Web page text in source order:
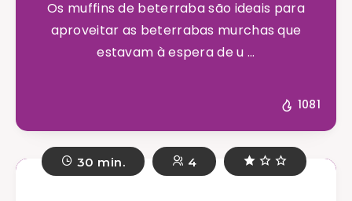
Os muffins de beterraba são ideais para
aproveitar as beterrabas murchas que
estavam à espera de u ...
1081
30 min. 4